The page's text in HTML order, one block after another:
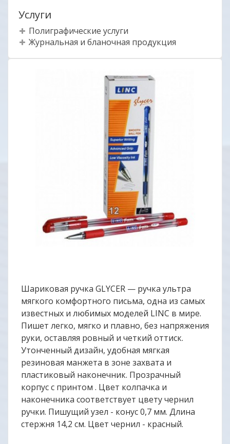
Услуги
Полиграфические услуги
Журнальная и бланочная продукция
Шариковая ручка GLYCER — ручка ультра
мягкого комфортного письма, одна из самых
известных и любимых моделей LINC в мире.
Пишет легко, мягко и плавно, без напряжения
руки, оставляя ровный и четкий оттиск.
Утонченный дизайн, удобная мягкая
резиновая манжета в зоне захвата и
пластиковый наконечник. Прозрачный
корпус с принтом . Цвет колпачка и
наконечника соответствует цвету чернил
ручки. Пишущий узел - конус 0,7 мм. Длина
стержня 14,2 см. Цвет чернил - красный.